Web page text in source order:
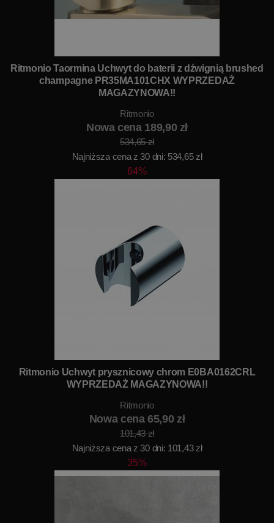
Ritmonio Taormina Uchwyt do baterii z dźwignią brushed
champagne PR35MA101CHX WYPRZEDAŻ
MAGAZYNOWA!!
Ritmonio
Nowa cena 189,90 zł
534,65 zł
Najniższa cena z 30 dni: 534,65 zł
64%
Ritmonio Uchwyt prysznicowy chrom E0BA0162CRL
WYPRZEDAŻ MAGAZYNOWA!!
Ritmonio
Nowa cena 65,90 zł
101,43 zł
Najniższa cena z 30 dni: 101,43 zł
35%